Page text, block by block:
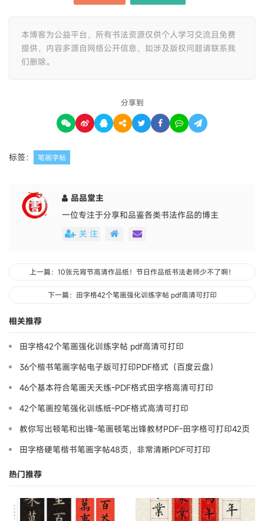
本博客为公益平台，所有书法资源仅供个人学习交流且免费
提供，内容多源自网络公开信息，如涉及版权问题请联系我
们删除。
分享到
标签： 笔画字帖
品品堂主
一位专注于分享和品鉴各类书法作品的博主
关 注
上一篇：10张元宵节高清作品纸！节日作品纸书法老师少不了啊！
下一篇：田字格42个笔画强化训练字帖 pdf高清可打印
相关推荐
田字格42个笔画强化训练字帖 pdf高清可打印
36个楷书笔画字帖电子版可打印PDF格式（百度云盘）
46个基本符合笔画天天练-PDF格式田字格高清可打印
42个笔画控笔强化训练纸-PDF格式高清可打印
教你写出顿笔和出锋-笔画顿笔出锋教材PDF-田字格可打印42页
田字格硬笔楷书笔画字帖48页，非常清晰PDF可打印
热门推荐